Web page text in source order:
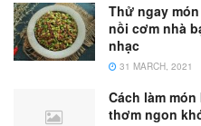
Thử ngay
nồi cơm nhà
nhạc
31 MARCH, 2021
Cách làm
thơm ngon